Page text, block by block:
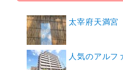
太宰府天満
人気のアルフ